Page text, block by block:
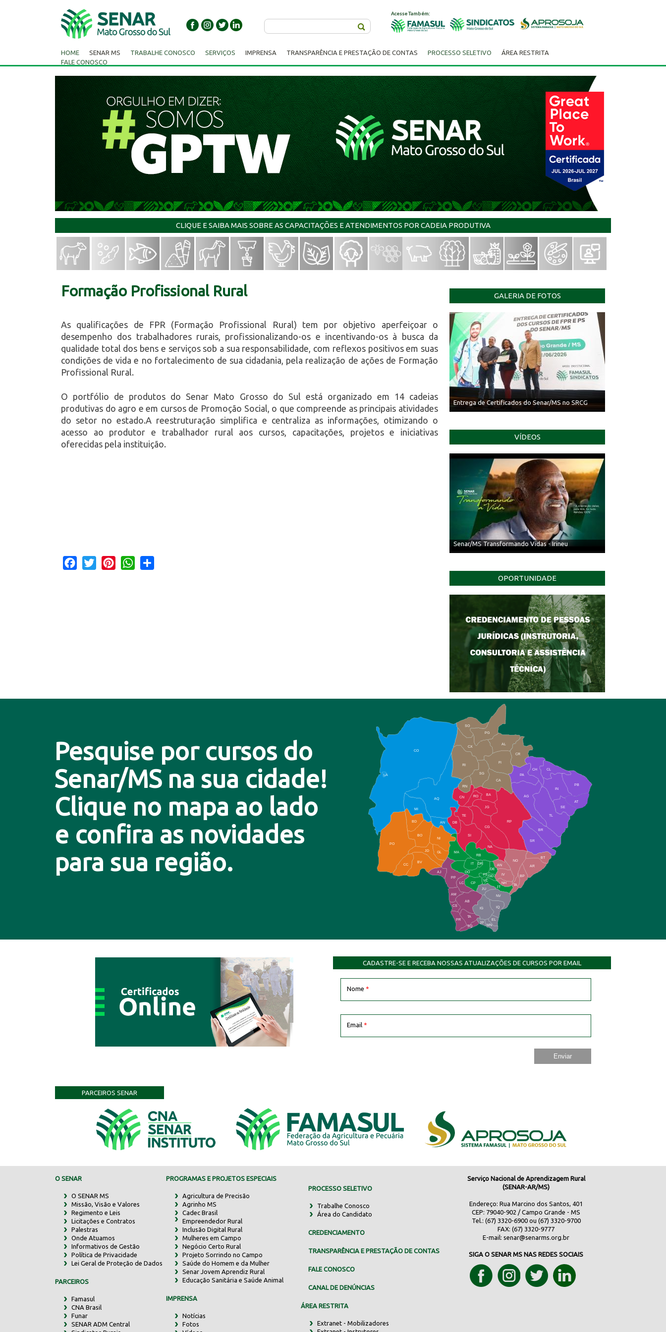
Acesse Também:
HOME SENAR MS TRABALHE CONOSCO SERVIÇOS IMPRENSA TRANSPARÊNCIA E PRESTAÇÃO DE CONTAS PROCESSO SELETIVO
ÁREA RESTRITA
FALE CONOSCO
CLIQUE E SAIBA MAIS SOBRE AS CAPACITAÇÕES E ATENDIMENTOS POR CADEIA PRODUTIVA
GALERIA DE FOTOS
Entrega de Certificados do Senar/MS no SRCG
VÍDEOS
Senar/MS Transformando Vidas - Irineu
OPORTUNIDADE
Formação Profissional Rural
As qualificações de FPR (Formação Profissional Rural) tem por objetivo aperfeiçoar o
desempenho dos trabalhadores rurais, profissionalizando-os e incentivando-os à busca da
qualidade total dos bens e serviços sob a sua responsabilidade, com reflexos positivos em suas
condições de vida e no fortalecimento de sua cidadania, pela realização de ações de Formação
Profissional Rural.
O portfólio de produtos do Senar Mato Grosso do Sul está organizado em 14 cadeias
produtivas do agro e em cursos de Promoção Social, o que compreende as principais atividades
do setor no estado.A reestruturação simplifica e centraliza as informações, otimizando o
acesso ao produtor e trabalhador rural aos cursos, capacitações, projetos e iniciativas
oferecidas pela instituição.
Facebook
Twitter PinterestWhatsApp
Pesquise por cursos do
Senar/MS na sua cidade!
Clique no mapa ao lado
e confira as novidades
para sua região.
CO
AQ
MI
AN
CX
RI
AL
CR
FI
SG
BA
CA
PA
CH CL
PB
SE
TL
AG
BR
SR
BT
AR
RP
RO
JG
CG
SI
NA
TA
NH
JT
RB
MA
IT
DR
DO
CP
JU
NV
IQ
EL
BD
BO
NI
JD
PO
BV
CC
PP
AJ
LC
AM
AB
JP
DB
TE
CS
PR
TA
SQ
IG
MN
IN
NO
BP
RN
CN
GL
AN
IV
FS
VC
GD
DE
AT
PG
SO
LA
CADASTRE-SE E RECEBA NOSSAS ATUALIZAÇÕES DE CURSOS POR EMAIL
Nome *
Email *
PARCEIROS SENAR
O SENAR
O SENAR MS
Missão, Visão e Valores
Regimento e Leis
Licitações e Contratos
Palestras
Onde Atuamos
Informativos de Gestão
Política de Privacidade
Lei Geral de Proteção de Dados
PARCEIROS
Famasul
CNA Brasil
Funar
SENAR ADM Central
PROGRAMAS E PROJETOS ESPECIAIS
Agricultura de Precisão
Agrinho MS
Cadec Brasil
Empreendedor Rural
Inclusão Digital Rural
Mulheres em Campo
Negócio Certo Rural
Projeto Sorrindo no Campo
Saúde do Homem e da Mulher
Senar Jovem Aprendiz Rural
Educação Sanitária e Saúde Animal
IMPRENSA
Notícias
Fotos
PROCESSO SELETIVO
Trabalhe Conosco
Área do Candidato
CREDENCIAMENTO
TRANSPARÊNCIA E PRESTAÇÃO DE CONTAS
FALE CONOSCO
CANAL DE DENÚNCIAS
ÁREA RESTRITA
Extranet - Mobilizadores
Serviço Nacional de Aprendizagem Rural
(SENAR-AR/MS)
Endereço: Rua Marcino dos Santos, 401
CEP: 79040-902 / Campo Grande - MS
Tel.: (67) 3320-6900 ou (67) 3320-9700
FAX: (67) 3320-9777
E-mail:senar@senarms.org.br
SIGA O SENAR MS NAS REDES SOCIAIS